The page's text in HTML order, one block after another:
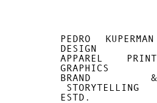
PEDRO
DESIGN
APPAREL
GRAPHICS
BRAND
STORYTELLING